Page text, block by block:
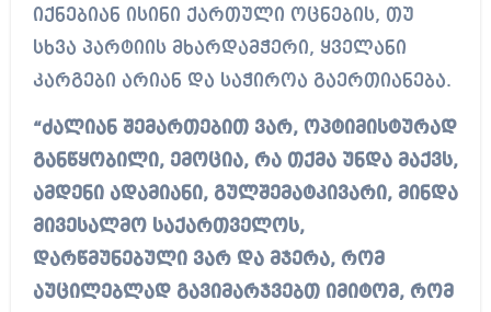
იქნებიან ისინი ქართული ოცნების, თუ
სხვა პარტიის მხარდამჭერი, ყველანი
კარგები არიან და საჭიროა გაერთიანება.
“ძალიან შემართებით ვარ, ოპტიმისტურად
განწყობილი, ემოცია, რა თქმა უნდა მაქვს,
ამდენი ადამიანი, გულშემატკივარი, მინდა
მივესალმო საქართველოს,
დარწმუნებული ვარ და მჯერა, რომ
აუცილებლად გავიმარჯვებთ იმიტომ, რომ